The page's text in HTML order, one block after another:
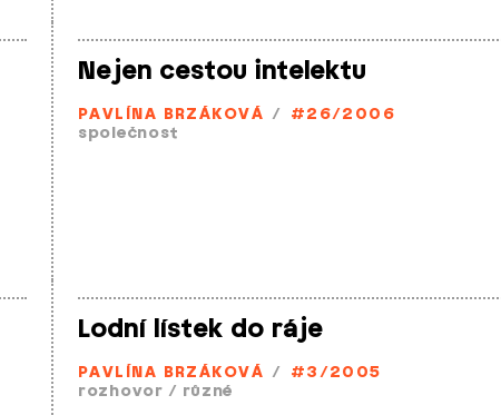
Nejen cestou intelektu
PAVLÍNA BRZÁKOVÁ /
#26/2006
společnost
Lodní lístek do ráje
PAVLÍNA BRZÁKOVÁ /
#3/2005
rozhovor / různé